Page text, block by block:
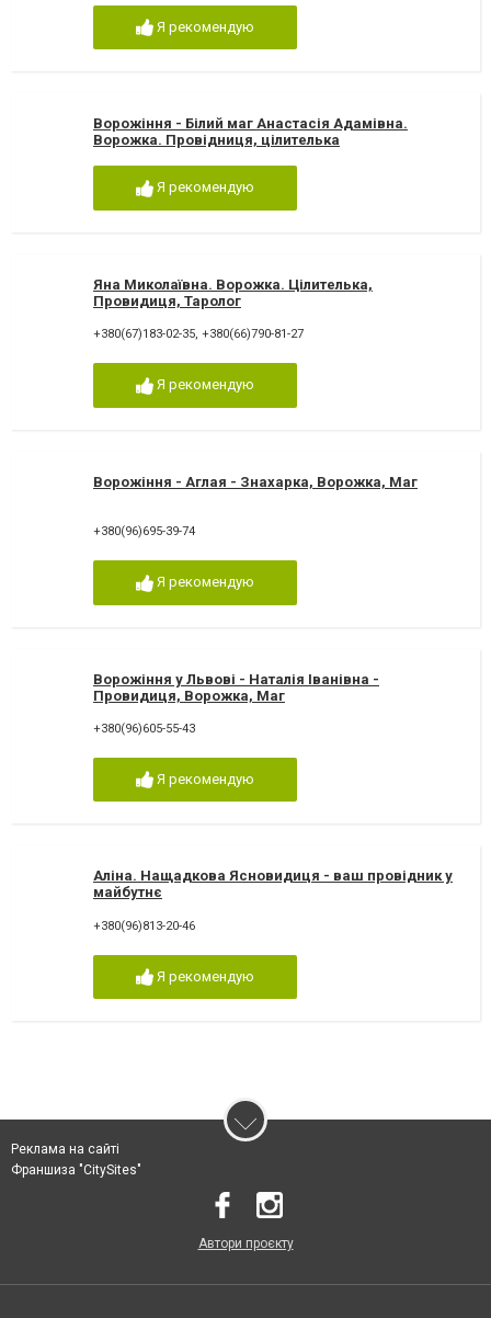
Я рекомендую
Ворожіння - Білий маг Анастасія Адамівна.
Ворожка. Провідниця, цілителька
Я рекомендую
Яна Миколаївна. Ворожка. Цілителька,
Провидиця, Таролог
+380(67)183-02-35, +380(66)790-81-27
Я рекомендую
Ворожіння - Аглая - Знахарка, Ворожка, Маг
+380(96)695-39-74
Я рекомендую
Ворожіння у Львові - Наталія Іванівна -
Провидиця, Ворожка, Маг
+380(96)605-55-43
Я рекомендую
Аліна. Нащадкова Ясновидиця - ваш провідник у
майбутнє
+380(96)813-20-46
Я рекомендую
Реклама на сайті
Франшиза "CitySites"
Автори проєкту